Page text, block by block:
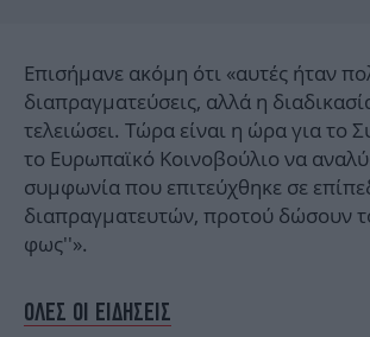
Επισήμανε ακόμη ότι «αυτές ήταν
διαπραγματεύσεις, αλλά η
τελειώσει. Τώρα είναι η ώρα για το
το Ευρωπαϊκό Κοινοβούλιο να
συμφωνία που επιτεύχθηκε σε
διαπραγματευτών, προτού δώσουν
φως''».
ΟΛΕΣ ΟΙ ΕΙΔΗΣΕΙΣ